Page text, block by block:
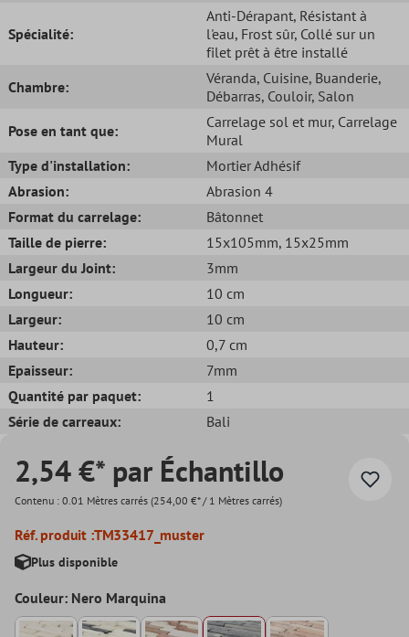
Spécialité:
Anti-Dérapant, Résistant à
l'eau, Frost sûr, Collé sur un
filet prêt à être installé
Chambre:
Véranda, Cuisine, Buanderie,
Débarras, Couloir, Salon
Pose en tant que:
Carrelage sol et mur, Carrelage
Mural
Type d'installation:
Mortier Adhésif
Abrasion:
Abrasion 4
Format du carrelage:
Bâtonnet
Taille de pierre:
15x105mm, 15x25mm
Largeur du Joint:
3mm
Longueur:
10 cm
Largeur:
10 cm
Hauteur:
0,7 cm
Epaisseur:
7mm
Quantité par paquet:
1
Série de carreaux:
Bali
2,54 €* par Échantillo
Contenu : 0.01 Mètres carrés (254,00 €* / 1 Mètres carrés)
Réf. produit :TM33417_muster
Plus disponible
Couleur: Nero Marquina